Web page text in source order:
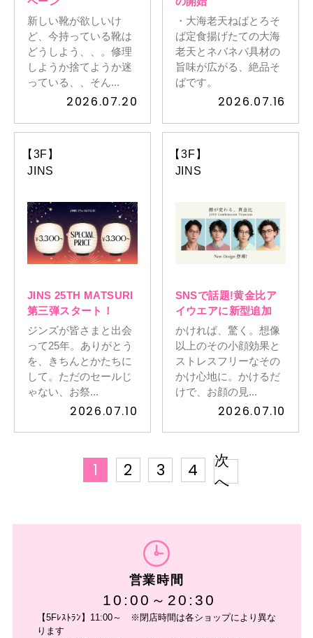
新しい靴が欲しいけ
ど、今持っている靴は
どうしよう、、。修理
しようか捨てようか迷
っている、、そん...
2026.07.20
・大海老天ねばとろそ
ば定食揚げたての大海
老天とネバネバ具材の
旨味が広がる、絶品そ
ばです。
2026.07.16
【3F】
JINS
JINS 25TH MATSURI
第三弾スタート！
ジンズが皆さまと出会
って25年。ありがとう
を、きちんとかたちに
して。ただのセールじ
ゃない、お祭...
2026.07.10
【3F】
JINS
SNSで話題!黄金比ア
イウエアに新型追加
かければ、驚く。想像
以上のその小顔効果と
ストレスフリーなその
かけ心地に。かけるだ
けで、お顔の見...
2026.07.10
1 2 3 4
次
へ
営業時間
10:00～20:30
【5Fﾚｽﾄﾗﾝ】11:00～ ※閉店時間は各ショップにより異な
ります